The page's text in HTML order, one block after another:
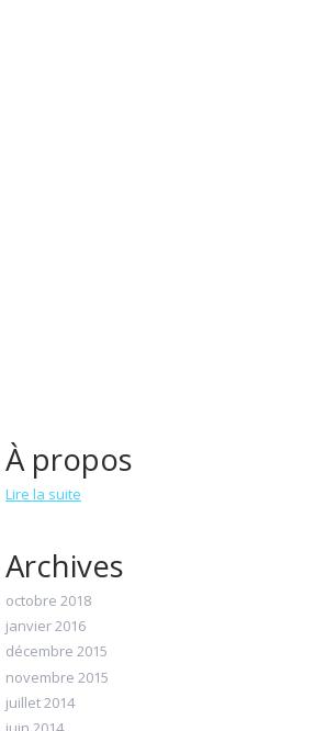
À propos
Lire la suite
Archives
octobre 2018
janvier 2016
décembre 2015
novembre 2015
juillet 2014